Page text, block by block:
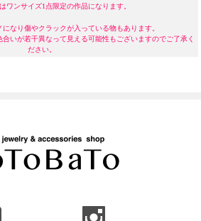
ワンサイズ1点限定の作品になります。
なり傷やクラックが入っている物もあります。
いが若干異なって見える可能性もございますのでご了承く
ださい。